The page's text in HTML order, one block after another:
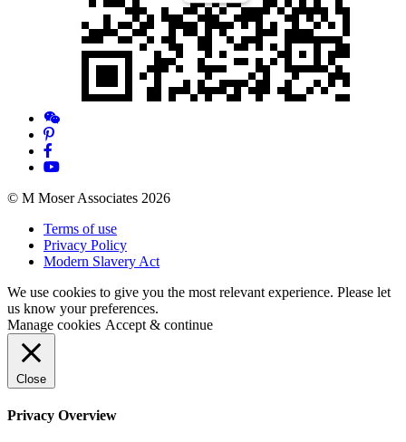
© M Moser Associates 2026
Terms of use
Privacy Policy
Modern Slavery Act
We use cookies to give you the most relevant experience. Please let
us know your preferences.
Manage cookies Accept & continue
Close
Privacy Overview